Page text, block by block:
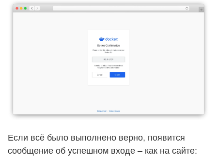
Если всё было выполнено верно, появится
сообщение об успешном входе – как на сайте: